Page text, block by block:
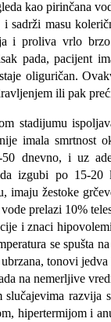
kao pirinčana
sadrži masu
i proliva vrlo
pada, pacijent
oliguričan.
ili pak
stadijumu
imala smrtnost
dnevno, i uz
izgubi po 15-20
imaju žestoke
prelazi 10%
i znaci
se spušta
tonovi
na nemerljive
razvija
hipertermijom i